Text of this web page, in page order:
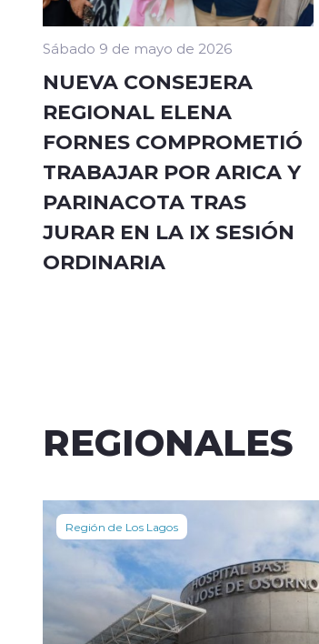
Sábado 9 de mayo de 2026
NUEVA CONSEJERA
REGIONAL ELENA
FORNES COMPROMETIÓ
TRABAJAR POR ARICA Y
PARINACOTA TRAS
JURAR EN LA IX SESIÓN
ORDINARIA
REGIONALES
Región de Los Lagos